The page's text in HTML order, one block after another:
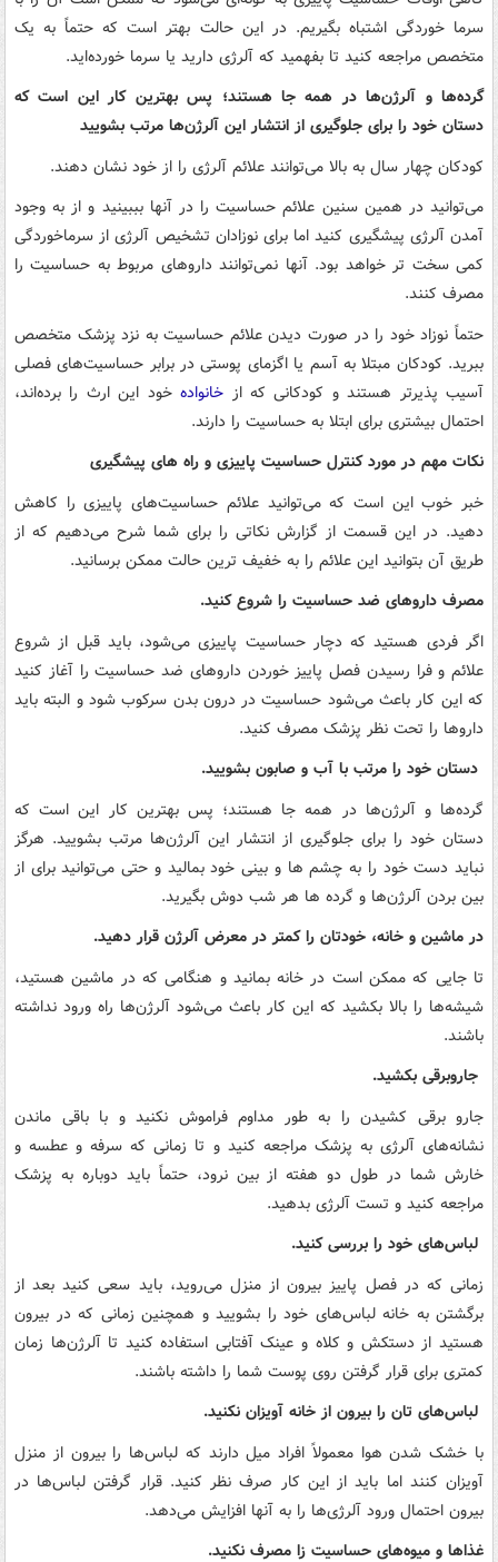
سرما خوردگی اشتباه بگیریم. در این حالت بهتر است که حتماً به یک
متخصص مراجعه کنید تا بفهمید که آلرژی دارید یا سرما خورده‌اید.
گرده‌ها و آلرژن‌ها در همه جا هستند؛ پس بهترین کار این است که
دستان خود را برای جلوگیری از انتشار این آلرژن‌ها مرتب بشویید
کودکان چهار سال به بالا می‌توانند علائم آلرژی را از خود نشان دهند.
می‌توانید در همین سنین علائم حساسیت را در آنها بببینید و از به وجود
آمدن آلرژی پیشگیری کنید اما برای نوزادان تشخیص آلرژی از سرماخوردگی
کمی سخت تر خواهد بود. آنها نمی‌توانند داروهای مربوط به حساسیت را
مصرف کنند.
حتماً نوزاد خود را در صورت دیدن علائم حساسیت به نزد پزشک متخصص
ببرید. کودکان مبتلا به آسم یا اگزمای پوستی در برابر حساسیت‌های فصلی
آسیب پذیرتر هستند و کودکانی که از خانوادهخود این ارث را برده‌اند،
احتمال بیشتری برای ابتلا به حساسیت را دارند.
نکات مهم در مورد کنترل حساسیت پاییزی و راه های پیشگیری
خبر خوب این است که می‌توانید علائم حساسیت‌های پاییزی را کاهش
دهید. در این قسمت از گزارش نکاتی را برای شما شرح می‌دهیم که از
طریق آن بتوانید این علائم را به خفیف ترین حالت ممکن برسانید.
مصرف داروهای ضد حساسیت را شروع کنید.
اگر فردی هستید که دچار حساسیت پاییزی می‌شود، باید قبل از شروع
علائم و فرا رسیدن فصل پاییز خوردن داروهای ضد حساسیت را آغاز کنید
که این کار باعث می‌شود حساسیت در درون بدن سرکوب شود و البته باید
داروها را تحت نظر پزشک مصرف کنید.
دستان خود را مرتب با آب و صابون بشویید.
گرده‌ها و آلرژن‌ها در همه جا هستند؛ پس بهترین کار این است که
دستان خود را برای جلوگیری از انتشار این آلرژن‌ها مرتب بشویید. هرگز
نباید دست خود را به چشم ها و بینی خود بمالید و حتی می‌توانید برای از
بین بردن آلرژن‌ها و گرده ها هر شب دوش بگیرید.
در ماشین و خانه، خودتان را کمتر در معرض آلرژن قرار دهید.
تا جایی که ممکن است در خانه بمانید و هنگامی که در ماشین هستید،
شیشه‌ها را بالا بکشید که این کار باعث می‌شود آلرژن‌ها راه ورود نداشته
باشند.
جاروبرقی بکشید.
جارو برقی کشیدن را به طور مداوم فراموش نکنید و با باقی ماندن
نشانه‌های آلرژی به پزشک مراجعه کنید و تا زمانی که سرفه و عطسه و
خارش شما در طول دو هفته از بین نرود، حتماً باید دوباره به پزشک
مراجعه کنید و تست آلرژی بدهید.
لباس‌های خود را بررسی کنید.
زمانی که در فصل پاییز بیرون از منزل می‌روید، باید سعی کنید بعد از
برگشتن به خانه لباس‌های خود را بشویید و همچنین زمانی که در بیرون
هستید از دستکش و کلاه و عینک آفتابی استفاده کنید تا آلرژن‌ها زمان
کمتری برای قرار گرفتن روی پوست شما را داشته باشند.
لباس‌های تان را بیرون از خانه آویزان نکنید.
با خشک شدن هوا معمولاً افراد میل دارند که لباس‌ها را بیرون از منزل
آویزان کنند اما باید از این کار صرف نظر کنید. قرار گرفتن لباس‌ها در
بیرون احتمال ورود آلرژی‌ها را به آنها افزایش می‌دهد.
غذاها و میوه‌های حساسیت زا مصرف نکنید.